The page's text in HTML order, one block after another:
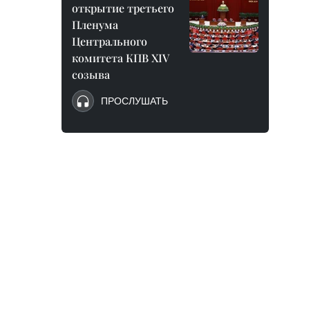
открытие третьего
Пленума
Центрального
комитета КПВ XIV
созыва
ПРОСЛУШАТЬ